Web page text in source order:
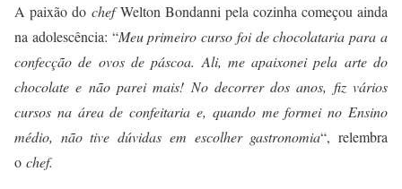
A paixão do chefWelton Bondanni pela cozinha começou ainda
na adolescência: “Meu primeiro curso foi de chocolataria para a
confecção de ovos de páscoa. Ali, me apaixonei pela arte do
chocolate e não parei mais! No decorrer dos anos, fiz vários
cursos na área de confeitaria e, quando me formei no Ensino
médio, não tive dúvidas em escolher gastronomia“, relembra
o chef.